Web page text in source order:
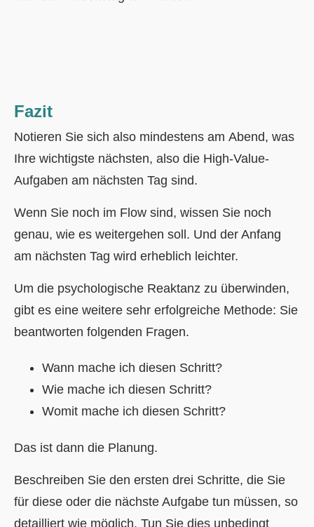
Fazit
Notieren Sie sich also mindestens am Abend, was
Ihre wichtigste nächsten, also die High-Value-
Aufgaben am nächsten Tag sind.
Wenn Sie noch im Flow sind, wissen Sie noch
genau, wie es weitergehen soll. Und der Anfang
am nächsten Tag wird erheblich leichter.
Um die psychologische Reaktanz zu überwinden,
gibt es eine weitere sehr erfolgreiche Methode: Sie
beantworten folgenden Fragen.
Wann mache ich diesen Schritt?
Wie mache ich diesen Schritt?
Womit mache ich diesen Schritt?
Das ist dann die Planung.
Beschreiben Sie den ersten drei Schritte, die Sie
für diese oder die nächste Aufgabe tun müssen, so
detailliert wie möglich. Tun Sie dies unbedingt